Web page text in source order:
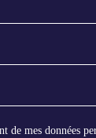
de mes données